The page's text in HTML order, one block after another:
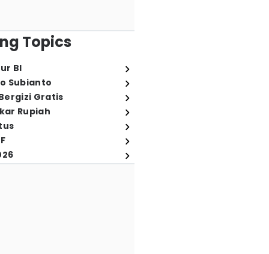
Topics
BI
Subianto
Gratis
Rupiah